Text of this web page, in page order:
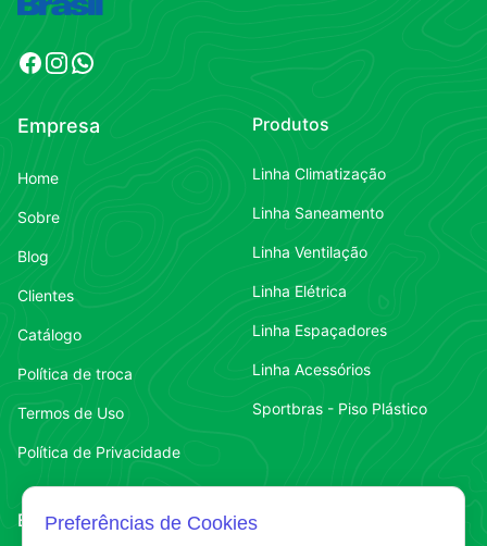
Facebook
Instagram
WhatsApp
Empresa
Home
Sobre
Blog
Clientes
Catálogo
Política de troca
Termos de Uso
Política de Privacidade
Produtos
Linha Climatização
Linha Saneamento
Linha Ventilação
Linha Elétrica
Linha Espaçadores
Linha Acessórios
Sportbras - Piso Plástico
Endereço Contato
Preferências de Cookies